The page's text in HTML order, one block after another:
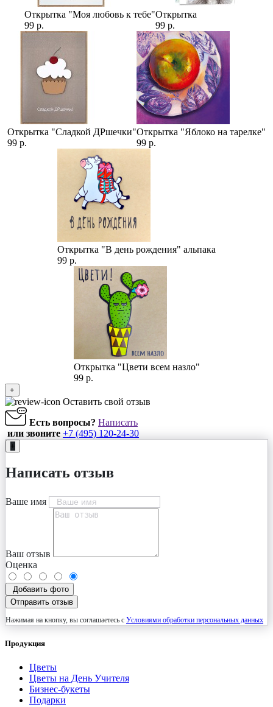
Открытка "Моя любовь к тебе"
99 р.
Открытка
99 р.
Открытка "Сладкой ДРшечки"
99 р.
Открытка "Яблоко на тарелке"
99 р.
Открытка "В день рождения" альпака
99 р.
Открытка "Цвети всем назло"
99 р.
+
Оставить свой отзыв
Есть вопросы? Написать
или звоните +7 (495) 120-24-30
+
Написать отзыв
Ваше имя
Ваш отзыв
Оценка
Добавить фото
Отправить отзыв
Нажимая на кнопку, вы соглашаетесь с Условиями обработки персональных данных
Продукция
Цветы
Цветы на День Учителя
Бизнес-букеты
Подарки